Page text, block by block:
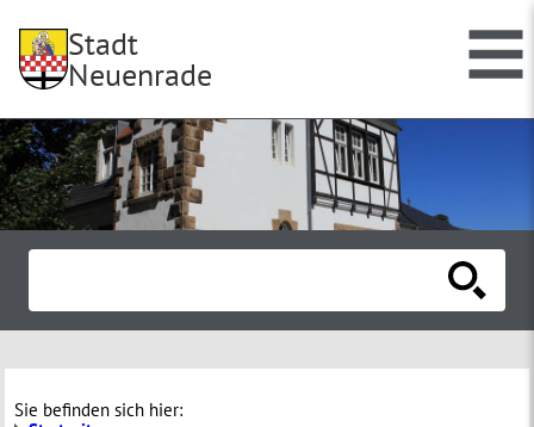
Stadt
Neuenrade
Sie befinden sich hier: